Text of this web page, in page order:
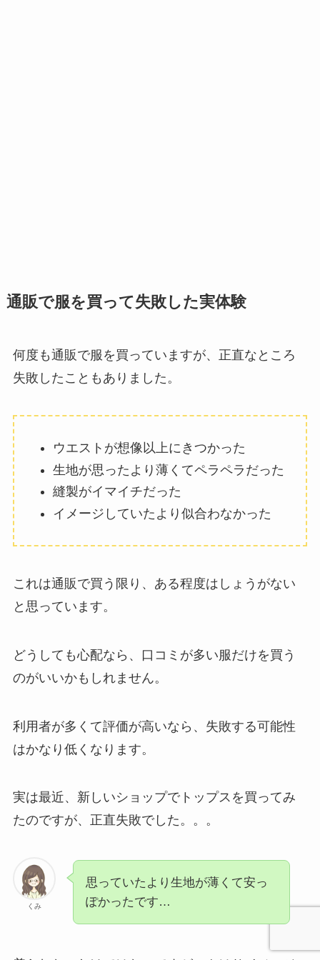
通販で服を買って失敗した実体験
何度も通販で服を買っていますが、正直なところ
失敗したこともありました。
ウエストが想像以上にきつかった
生地が思ったより薄くてペラペラだった
縫製がイマイチだった
イメージしていたより似合わなかった
これは通販で買う限り、ある程度はしょうがない
と思っています。
どうしても心配なら、口コミが多い服だけを買う
のがいいかもしれません。
利用者が多くて評価が高いなら、失敗する可能性
はかなり低くなります。
実は最近、新しいショップでトップスを買ってみ
たのですが、正直失敗でした。。。
くみ
思っていたより生地が薄くて安っ
ぽかったです…